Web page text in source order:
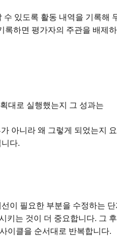
수 있도록 활동 내역을 기록해
하면 평가자의 주관을 배제
대로 실행했는지 그 성과는
아니라 왜 그렇게 되었는지
다.
이 필요한 부분을 수정하는 단
키는 것이 더 중요합니다. 그
이클을 순서대로 반복합니다.